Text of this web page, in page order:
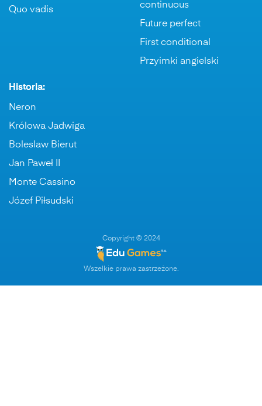
Quo vadis
continuous
Future perfect
First conditional
Przyimki angielski
Historia:
Neron
Królowa Jadwiga
Boleslaw Bierut
Jan Paweł II
Monte Cassino
Józef Piłsudski
Copyright © 2024
Wszelkie prawa zastrzeżone.